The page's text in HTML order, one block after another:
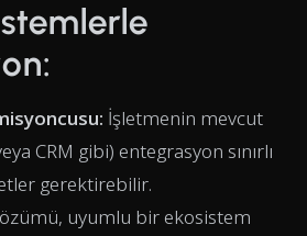
İşletmenin mevcut
CRM gibi) entegrasyon sınırlı
gerektirebilir.
uyumlu bir ekosistem